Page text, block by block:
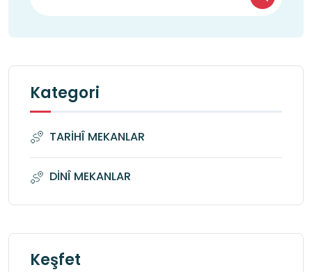
Kategori
TARİHÎ MEKANLAR
DİNÎ MEKANLAR
Keşfet